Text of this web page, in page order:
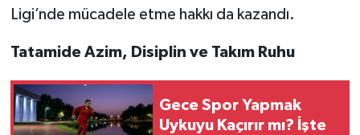
Ligi’nde mücadele etme hakkı da kazandı.
Tatamide Azim, Disiplin ve Takım Ruhu
Gece Spor Yapmak
Uykuyu Kaçırır mı? İşte